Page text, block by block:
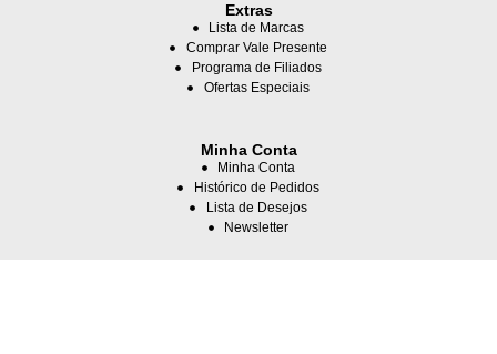
Extras
Lista de Marcas
Comprar Vale Presente
Programa de Filiados
Ofertas Especiais
Minha Conta
Minha Conta
Histórico de Pedidos
Lista de Desejos
Newsletter